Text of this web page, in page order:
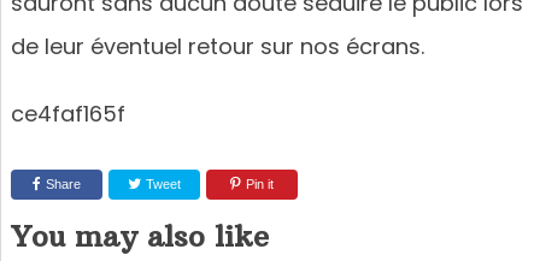
de leur éventuel retour sur nos écrans.
ce4faf165f
Share Tweet Pin it
You may also like